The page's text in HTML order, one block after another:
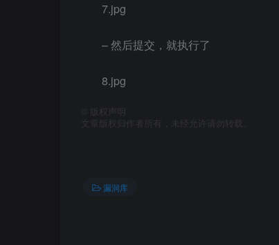
7.jpg
– 然后提交，就执行了
8.jpg
版权声明
文章版权归作者所有，未经允许请勿转载。
漏洞库